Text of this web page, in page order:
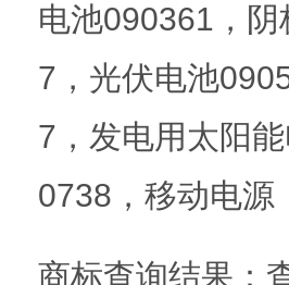
电池090361，
7，光伏电池
7，发电用太阳
0738，移动电源
商标查询结果：